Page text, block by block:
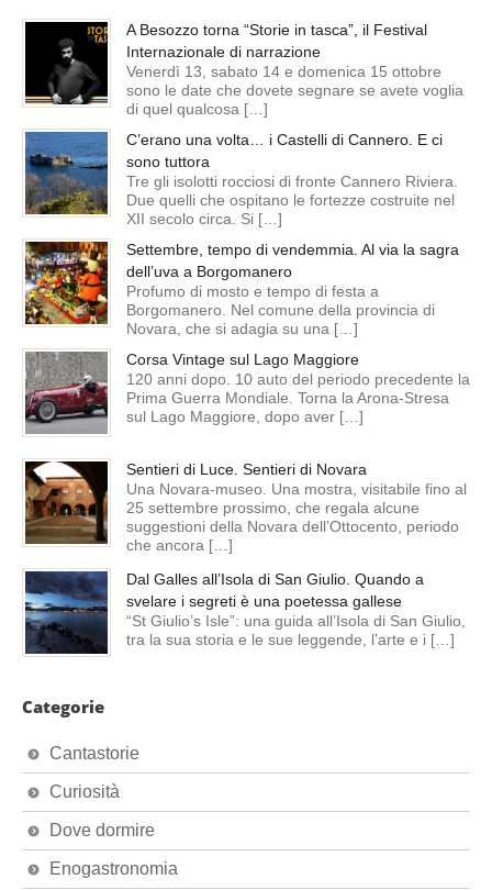
A Besozzo torna “Storie in tasca”, il Festival
Internazionale di narrazione
Venerdì 13, sabato 14 e domenica 15 ottobre
sono le date che dovete segnare se avete voglia
di quel qualcosa […]
C’erano una volta… i Castelli di Cannero. E ci
sono tuttora
Tre gli isolotti rocciosi di fronte Cannero Riviera.
Due quelli che ospitano le fortezze costruite nel
XII secolo circa. Si […]
Settembre, tempo di vendemmia. Al via la sagra
dell’uva a Borgomanero
Profumo di mosto e tempo di festa a
Borgomanero. Nel comune della provincia di
Novara, che si adagia su una […]
Corsa Vintage sul Lago Maggiore
120 anni dopo. 10 auto del periodo precedente la
Prima Guerra Mondiale. Torna la Arona-Stresa
sul Lago Maggiore, dopo aver […]
Sentieri di Luce. Sentieri di Novara
Una Novara-museo. Una mostra, visitabile fino al
25 settembre prossimo, che regala alcune
suggestioni della Novara dell’Ottocento, periodo
che ancora […]
Dal Galles all’Isola di San Giulio. Quando a
svelare i segreti è una poetessa gallese
“St Giulio’s Isle”: una guida all’Isola di San Giulio,
tra la sua storia e le sue leggende, l’arte e i […]
Categorie
Cantastorie
Curiosità
Dove dormire
Enogastronomia